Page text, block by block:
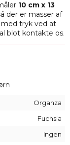
10 cm x 13
der er masser af
med tryk ved at
blot kontakte os.
et stort antal
til en
modtageren,
dem til at
der vil være
Organza
Fuchsia
Ingen